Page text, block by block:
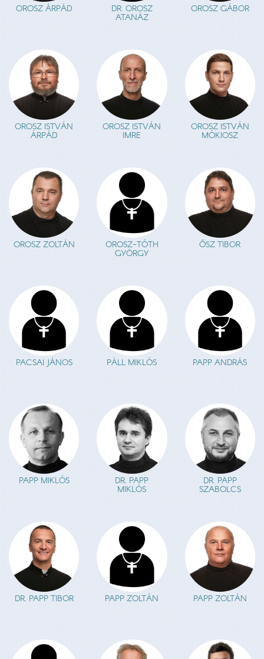
OROSZ ÁRPÁD DR. OROSZ
ATANÁZ
OROSZ GÁBOR
OROSZ ISTVÁN
ÁRPÁD
OROSZ ISTVÁN
IMRE
OROSZ ISTVÁN
MÓKIOSZ
OROSZ ZOLTÁN OROSZ-TÓTH
GYÖRGY
ŐSZ TIBOR
PACSAI JÁNOS PÁLL MIKLÓS PAPP ANDRÁS
PAPP MIKLÓS DR. PAPP
MIKLÓS
DR. PAPP
SZABOLCS
DR. PAPP TIBOR PAPP ZOLTÁN PAPP ZOLTÁN